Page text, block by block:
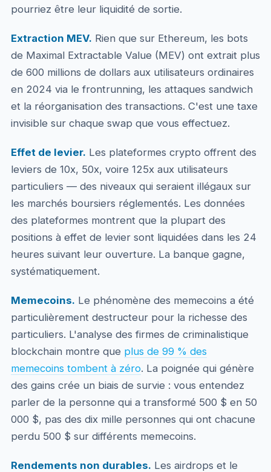
pourriez être leur liquidité de sortie.
Extraction MEV. Rien que sur Ethereum, les bots
de Maximal Extractable Value (MEV) ont extrait plus
de 600 millions de dollars aux utilisateurs ordinaires
en 2024 via le frontrunning, les attaques sandwich
et la réorganisation des transactions. C'est une taxe
invisible sur chaque swap que vous effectuez.
Effet de levier. Les plateformes crypto offrent des
leviers de 10x, 50x, voire 125x aux utilisateurs
particuliers — des niveaux qui seraient illégaux sur
les marchés boursiers réglementés. Les données
des plateformes montrent que la plupart des
positions à effet de levier sont liquidées dans les 24
heures suivant leur ouverture. La banque gagne,
systématiquement.
Memecoins. Le phénomène des memecoins a été
particulièrement destructeur pour la richesse des
particuliers. L'analyse des firmes de criminalistique
blockchain montre que plus de 99 % des
memecoins tombent à zéro. La poignée qui génère
des gains crée un biais de survie : vous entendez
parler de la personne qui a transformé 500 $ en 50
000 $, pas des dix mille personnes qui ont chacune
perdu 500 $ sur différents memecoins.
Rendements non durables. Les airdrops et le